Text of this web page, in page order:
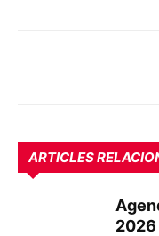
ARTICLES
2026